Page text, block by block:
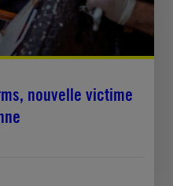
nouvelle victime